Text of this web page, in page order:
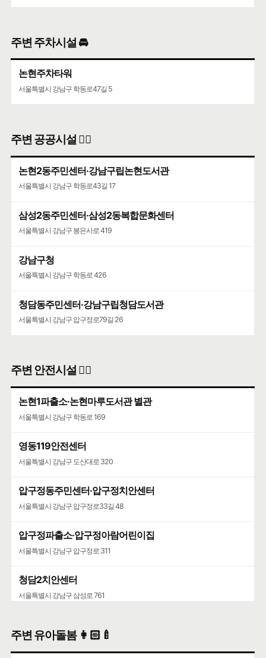
주변 주차시설 🚘
논현주차타워
서울특별시 강남구 학동로47길 5
주변 공공시설 👨‍✈️
논현2동주민센터·강남구립논현도서관
서울특별시 강남구 학동로43길 17
삼성2동주민센터·삼성2동복합문화센터
서울특별시 강남구 봉은사로 419
강남구청
서울특별시 강남구 학동로 426
청담동주민센터·강남구립청담도서관
서울특별시 강남구 압구정로79길 26
주변 안전시설 👮‍♀️
논현1파출소·논현마루도서관 별관
서울특별시 강남구 학동로 169
영동119안전센터
서울특별시 강남구 도산대로 320
압구정동주민센터·압구정치안센터
서울특별시 강남구 압구정로33길 48
압구정파출소·압구정아람어린이집
서울특별시 강남구 압구정로 311
청담2치안센터
서울특별시 강남구 삼성로 761
주변 유아돌봄 👩🏻‍🍼